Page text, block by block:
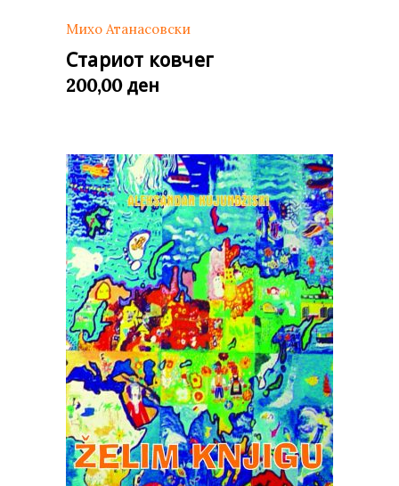
Михо Атанасовски
Стариот ковчег
200,00 ден